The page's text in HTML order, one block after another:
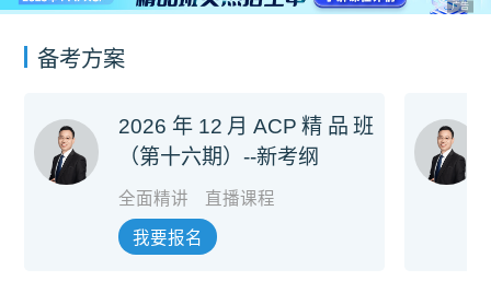
广告
备考方案
2026年12月ACP精品班
（第十六期）--新考纲
全面精讲 直播课程
我要报名